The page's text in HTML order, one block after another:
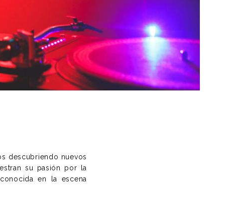
descubriendo nuevos
su pasión por la
en la escena